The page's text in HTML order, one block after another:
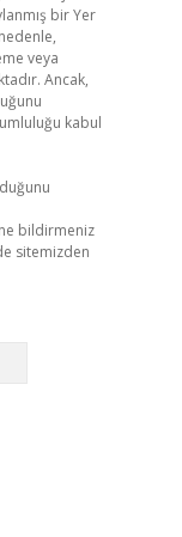
bir Yer
veya
Ancak,
kabul
bildirmeniz
sitemizden